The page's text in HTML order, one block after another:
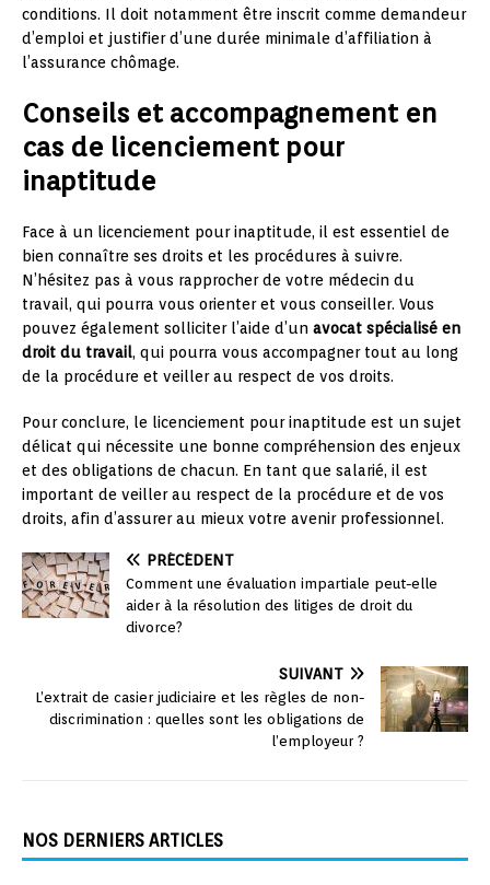
conditions. Il doit notamment être inscrit comme demandeur
d’emploi et justifier d’une durée minimale d’affiliation à
l’assurance chômage.
Conseils et accompagnement en
cas de licenciement pour
inaptitude
Face à un licenciement pour inaptitude, il est essentiel de
bien connaître ses droits et les procédures à suivre.
N’hésitez pas à vous rapprocher de votre médecin du
travail, qui pourra vous orienter et vous conseiller. Vous
pouvez également solliciter l’aide d’un avocat spécialisé en
droit du travail, qui pourra vous accompagner tout au long
de la procédure et veiller au respect de vos droits.
Pour conclure, le licenciement pour inaptitude est un sujet
délicat qui nécessite une bonne compréhension des enjeux
et des obligations de chacun. En tant que salarié, il est
important de veiller au respect de la procédure et de vos
droits, afin d’assurer au mieux votre avenir professionnel.
PRÉCÉDENT
Comment une évaluation impartiale peut-elle
aider à la résolution des litiges de droit du
divorce?
SUIVANT
L’extrait de casier judiciaire et les règles de non-
discrimination : quelles sont les obligations de
l’employeur ?
NOS DERNIERS ARTICLES